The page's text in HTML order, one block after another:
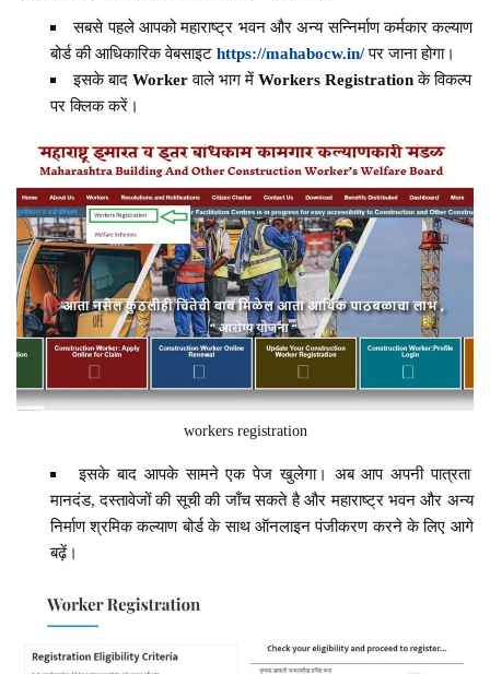
सबसे पहले आपको महाराष्ट्र भवन और अन्य सन्निर्माण कर्मकार कल्याण
बोर्ड की आधिकारिक वेबसाइट https://mahabocw.in/पर जाना होगा।
इसके बाद Workerवाले भाग में Workers Registrationके विकल्प
पर क्लिक करें।
workers registration
इसके बाद आपके सामने एक पेज खुलेगा। अब आप अपनी पात्रता
मानदंड, दस्तावेजों की सूची की जाँच सकते है और महाराष्ट्र भवन और अन्य
निर्माण श्रमिक कल्याण बोर्ड के साथ ऑनलाइन पंजीकरण करने के लिए आगे
बढ़ें।